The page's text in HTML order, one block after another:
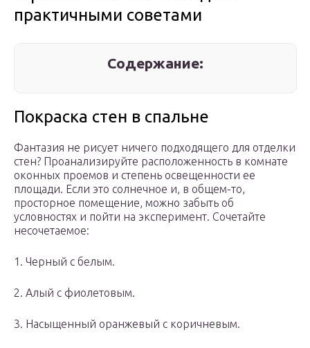
практичными советами
Содержание:
Покраска стен в спальне
Фантазия не рисует ничего подходящего для отделки
стен? Проанализируйте расположенность в комнате
оконных проемов и степень освещенности ее
площади. Если это солнечное и, в общем-то,
просторное помещение, можно забыть об
условностях и пойти на эксперимент. Сочетайте
несочетаемое:
1.​ Черный с белым.
2.​ Алый с фиолетовым.
3.​ Насыщенный оранжевый с коричневым.